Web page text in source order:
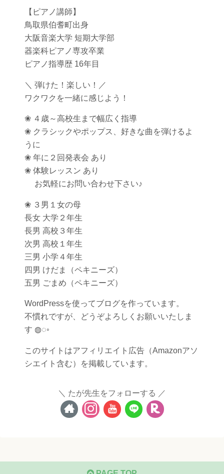
【ピアノ講師】
鳥取県伯耆町出身
大阪音楽大学 短期大学部
器楽科ピアノ専攻卒業
ピアノ指導歴 16年目
＼ 弾けた！楽しい！／
ワクワクを一緒に感じよう！
❀ ４歳～高校生まで幅広く指導
❀ クラシックやポップス、好きな曲を弾けるよ
うに
❀ 年に２回発表会 あり
❀ 体験レッスン あり
お気軽にお問い合わせ下さい♪
❀ ３男１女の母
長女 大学２年生
長男 高校３年生
次男 高校１年生
三男 小学４年生
四男 けだま（ペキニーズ）
五男 ごまめ（ペキニーズ）
WordPressを使ってブログを作っています。
不慣れですが、どうぞよろしくお願いいたしま
す ◍◌◦
このサイトはアフィリエイト広告（Amazonアソ
シエイト含む）を掲載しています。
たが先生をフォローする